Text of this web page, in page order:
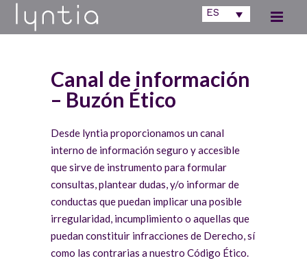
ES
Canal de información
– Buzón Ético
Desde lyntia proporcionamos un canal
interno de información seguro y accesible
que sirve de instrumento para formular
consultas, plantear dudas, y/o informar de
conductas que puedan implicar una posible
irregularidad, incumplimiento o aquellas que
puedan constituir infracciones de Derecho, sí
como las contrarias a nuestro Código Ético.